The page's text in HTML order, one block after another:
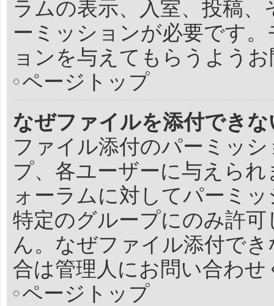
ラムの表示、入室、投稿
ーミッションが必要です
ョンを与えてもらうよう
ページトップ
なぜファイルを添付でき
ファイル添付のパーミッ
プ、各ユーザーに与えら
ォーラムに対してパーミ
特定のグループにのみ許
ん。なぜファイル添付で
合は管理人にお問い合わせ
ページトップ